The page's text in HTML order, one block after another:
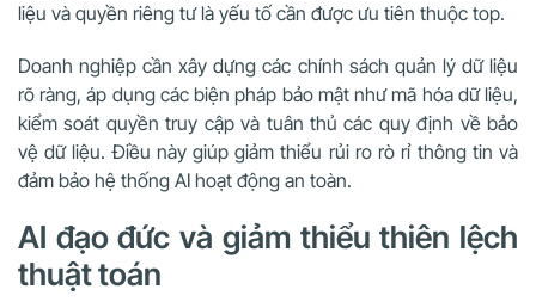
liệu và quyền riêng tư là yếu tố cần được ưu tiên thuộc top.
Doanh nghiệp cần xây dựng các chính sách quản lý dữ liệu
rõ ràng, áp dụng các biện pháp bảo mật như mã hóa dữ liệu,
kiểm soát quyền truy cập và tuân thủ các quy định về bảo
vệ dữ liệu. Điều này giúp giảm thiểu rủi ro rò rỉ thông tin và
đảm bảo hệ thống AI hoạt động an toàn.
AI đạo đức và giảm thiểu thiên lệch
thuật toán